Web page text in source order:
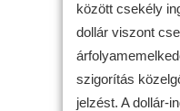
között csekély
dollár viszont
szigorítás
jelzést. A dollár-